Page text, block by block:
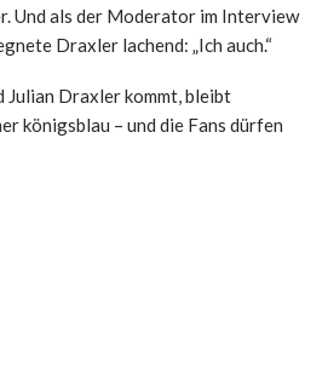
Und als der Moderator im Interview
Draxler lachend: „Ich auch.“
Julian Draxler kommt, bleibt
königsblau – und die Fans dürfen